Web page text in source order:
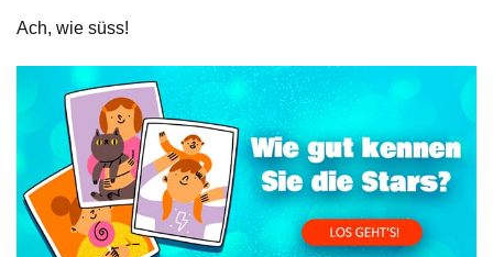
Ach, wie süss!